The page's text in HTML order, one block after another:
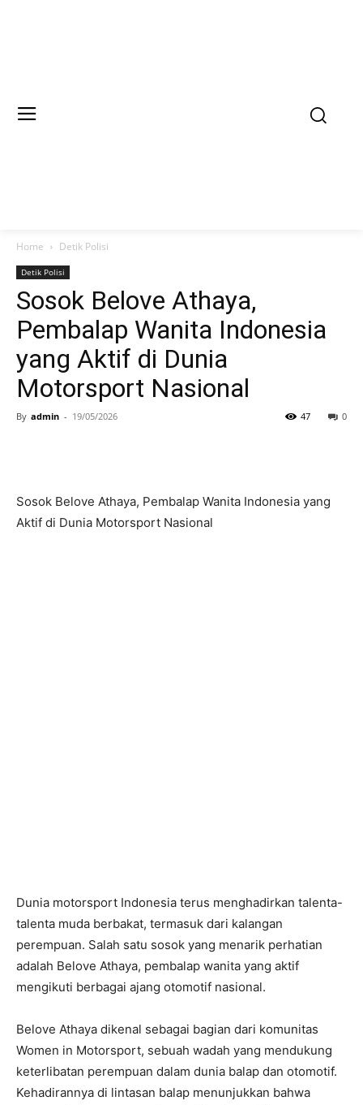
Home Detik Polisi
Detik Polisi
Sosok Belove Athaya,
Pembalap Wanita Indonesia
yang Aktif di Dunia
Motorsport Nasional
By admin - 19/05/2026 0
47
Sosok Belove Athaya, Pembalap Wanita Indonesia yang
Aktif di Dunia Motorsport Nasional
Dunia motorsport Indonesia terus menghadirkan talenta-
talenta muda berbakat, termasuk dari kalangan
perempuan. Salah satu sosok yang menarik perhatian
adalah Belove Athaya, pembalap wanita yang aktif
mengikuti berbagai ajang otomotif nasional.
Belove Athaya dikenal sebagai bagian dari komunitas
Women in Motorsport, sebuah wadah yang mendukung
keterlibatan perempuan dalam dunia balap dan otomotif.
Kehadirannya di lintasan balap menunjukkan bahwa